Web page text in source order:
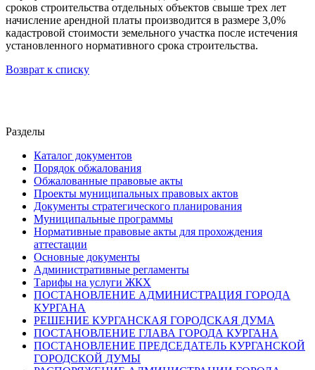
сроков строительства отдельных объектов свыше трех лет
начисление арендной платы производится в размере 3,0%
кадастровой стоимости земельного участка после истечения
установленного нормативного срока строительства.
Возврат к списку
Разделы
Каталог документов
Порядок обжалования
Обжалованные правовые акты
Проекты муниципальных правовых актов
Документы стратегического планирования
Муниципальные программы
Нормативные правовые акты для прохождения
аттестации
Основные документы
Административные регламенты
Тарифы на услуги ЖКХ
ПОСТАНОВЛЕНИЕ АДМИНИСТРАЦИЯ ГОРОДА
КУРГАНА
РЕШЕНИЕ КУРГАНСКАЯ ГОРОДСКАЯ ДУМА
ПОСТАНОВЛЕНИЕ ГЛАВА ГОРОДА КУРГАНА
ПОСТАНОВЛЕНИЕ ПРЕДСЕДАТЕЛЬ КУРГАНСКОЙ
ГОРОДСКОЙ ДУМЫ